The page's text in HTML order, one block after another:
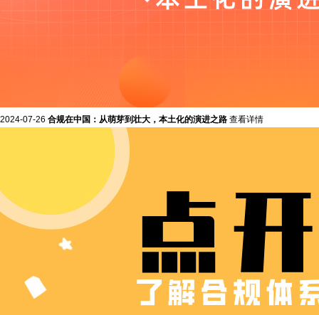
2024-07-26 合规在中国：从萌芽到壮大，本土化的演进之路 查看详情